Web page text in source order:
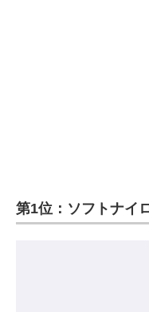
第1位：ソフトナイ